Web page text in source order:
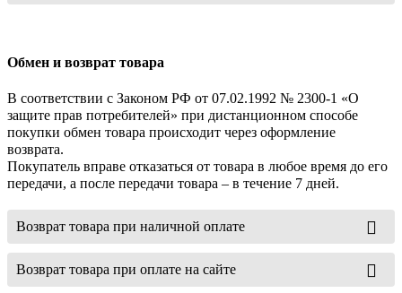
Обмен и возврат товара
В соответствии с Законом РФ от 07.02.1992 № 2300-1 «О
защите прав потребителей» при дистанционном способе
покупки обмен товара происходит через оформление
возврата.
Покупатель вправе отказаться от товара в любое время до его
передачи, а после передачи товара – в течение 7 дней.
Возврат товара при наличной оплате
Возврат товара при оплате на сайте